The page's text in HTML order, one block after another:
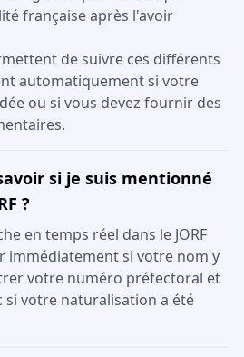
française après l'avoir
de suivre ces différents
automatiquement si votre
ou si vous devez fournir des
si je suis mentionné
?
en temps réel dans le JORF
immédiatement si votre nom y
votre numéro préfectoral et
si votre naturalisation a été